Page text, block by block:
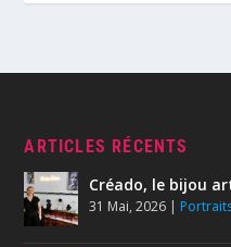
ARTICLES RÉCENTS
Créado, le bijou
31 Mai, 2026 |